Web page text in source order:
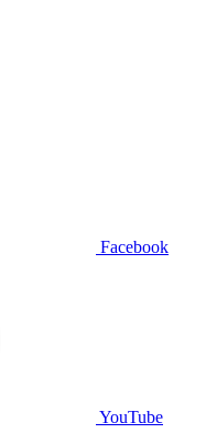
Facebook
YouTube